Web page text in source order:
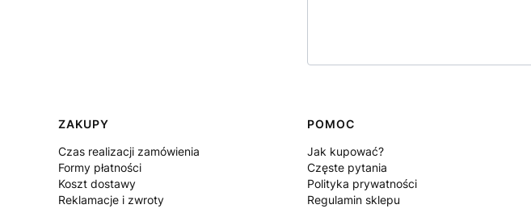
Linki w stopce
ZAKUPY
Czas realizacji zamówienia
Formy płatności
Koszt dostawy
Reklamacje i zwroty
POMOC
Jak kupować?
Częste pytania
Polityka prywatności
Regulamin sklepu